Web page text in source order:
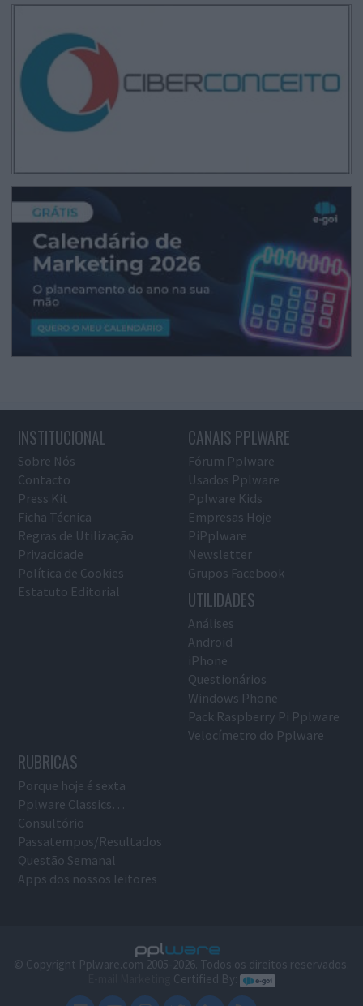
INSTITUCIONAL
Sobre Nós
Contacto
Press Kit
Ficha Técnica
Regras de Utilização
Privacidade
Política de Cookies
Estatuto Editorial
CANAIS PPLWARE
Fórum Pplware
Usados Pplware
Pplware Kids
Empresas Hoje
PiPplware
Newsletter
Grupos Facebook
UTILIDADES
Análises
Android
iPhone
Questionários
Windows Phone
Pack Raspberry Pi Pplware
Velocímetro do Pplware
RUBRICAS
Porque hoje é sexta
Pplware Classics…
Consultório
Passatempos/Resultados
Questão Semanal
Apps dos nossos leitores
© Copyright Pplware.com 2005-2026. Todos os direitos reservados.
Certified By: